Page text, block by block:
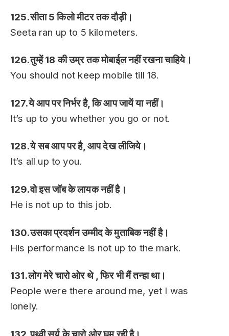
125.सीता 5 किलो मीटर तक दौड़ी।
Seeta ran up to 5 kilometers.
126.तुम्हें 18 की उम्र तक मोबाईल नहीं रखना चाहिये।
You should not keep mobile till 18.
127.ये आप पर निर्भर है, कि आप जायें या नहीं।
It’s up to you whether you go or not.
128.ये सब आप पर है, आप देख लीजिये।
It’s all up to you.
129.वो इस जॉब के लायक नहीं है।
He is not up to this job.
130.उसका प्रदर्शन उम्मीद के मुताबिक नहीं है।
His performance is not up to the mark.
131.लोग मेरे चारो ओर थे , फिर भी मैं तन्हा था।
People were there around me, yet I was
lonely.